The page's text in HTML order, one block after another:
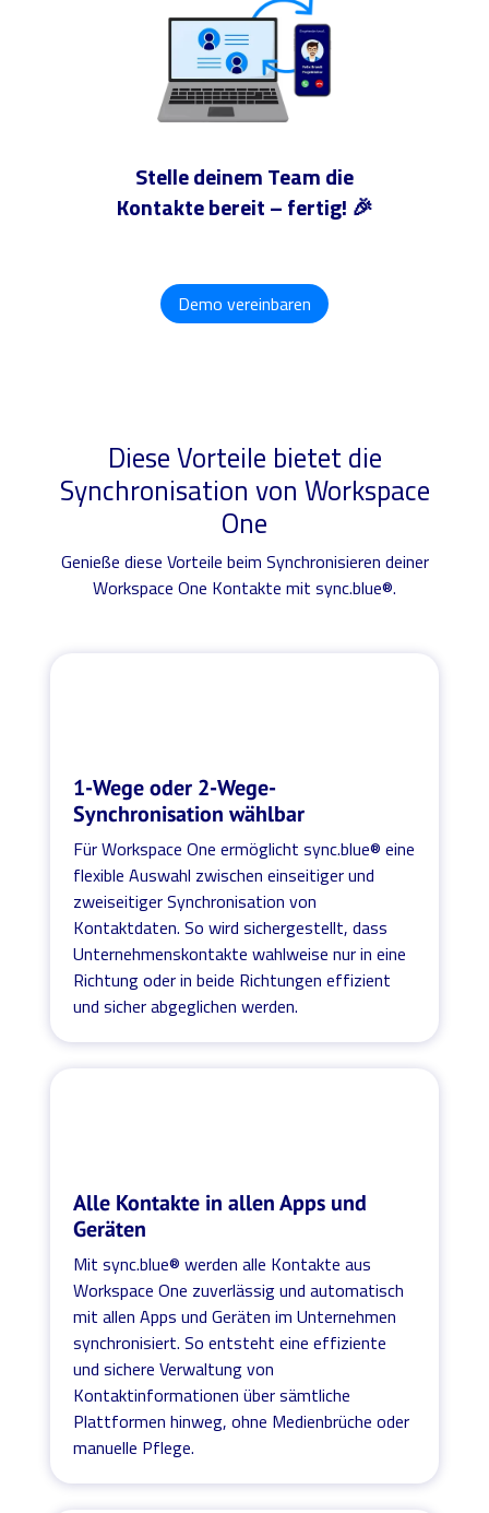
Stelle deinem Team die
Kontakte bereit – fertig! 🎉
Demo vereinbaren
Diese Vorteile bietet die
Synchronisation von Workspace
One
Genieße diese Vorteile beim Synchronisieren deiner
Workspace One Kontakte mit sync.blue®.
1-Wege oder 2-Wege-
Synchronisation wählbar
Für Workspace One ermöglicht sync.blue® eine
flexible Auswahl zwischen einseitiger und
zweiseitiger Synchronisation von
Kontaktdaten. So wird sichergestellt, dass
Unternehmenskontakte wahlweise nur in eine
Richtung oder in beide Richtungen effizient
und sicher abgeglichen werden.
Alle Kontakte in allen Apps und
Geräten
Mit sync.blue® werden alle Kontakte aus
Workspace One zuverlässig und automatisch
mit allen Apps und Geräten im Unternehmen
synchronisiert. So entsteht eine effiziente
und sichere Verwaltung von
Kontaktinformationen über sämtliche
Plattformen hinweg, ohne Medienbrüche oder
manuelle Pflege.